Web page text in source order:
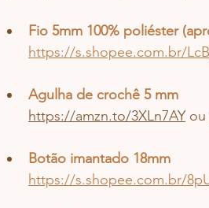
Fio 5mm 100% poliéster
https://s.shopee.com.br/
Agulha de crochê 5 mm
https://amzn.to/3XLn7AY ou
Botão imantado 18mm
https://s.shopee.com.br/